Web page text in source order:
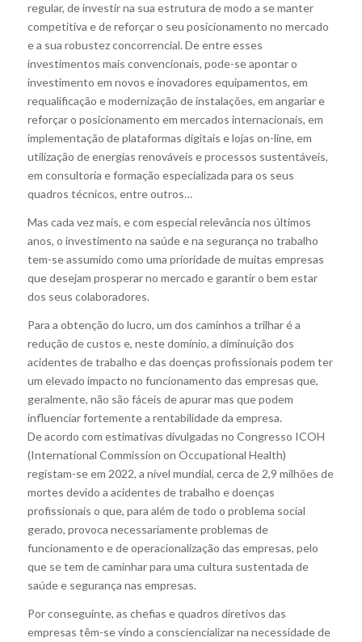
regular, de investir na sua estrutura de modo a se manter
competitiva e de reforçar o seu posicionamento no mercado
e a sua robustez concorrencial. De entre esses
investimentos mais convencionais, pode-se apontar o
investimento em novos e inovadores equipamentos, em
requalificação e modernização de instalações, em angariar e
reforçar o posicionamento em mercados internacionais, em
implementação de plataformas digitais e lojas on-line, em
utilização de energias renováveis e processos sustentáveis,
em consultoria e formação especializada para os seus
quadros técnicos, entre outros…
Mas cada vez mais, e com especial relevância nos últimos
anos, o investimento na saúde e na segurança no trabalho
tem-se assumido como uma prioridade de muitas empresas
que desejam prosperar no mercado e garantir o bem estar
dos seus colaboradores.
Para a obtenção do lucro, um dos caminhos a trilhar é a
redução de custos e, neste domínio, a diminuição dos
acidentes de trabalho e das doenças profissionais podem ter
um elevado impacto no funcionamento das empresas que,
geralmente, não são fáceis de apurar mas que podem
influenciar fortemente a rentabilidade da empresa.
De acordo com estimativas divulgadas no Congresso ICOH
(International Commission on Occupational Health)
registam-se em 2022, a nível mundial, cerca de 2,9 milhões de
mortes devido a acidentes de trabalho e doenças
profissionais o que, para além de todo o problema social
gerado, provoca necessariamente problemas de
funcionamento e de operacionalização das empresas, pelo
que se tem de caminhar para uma cultura sustentada de
saúde e segurança nas empresas.
Por conseguinte, as chefias e quadros diretivos das
empresas têm-se vindo a consciencializar na necessidade de